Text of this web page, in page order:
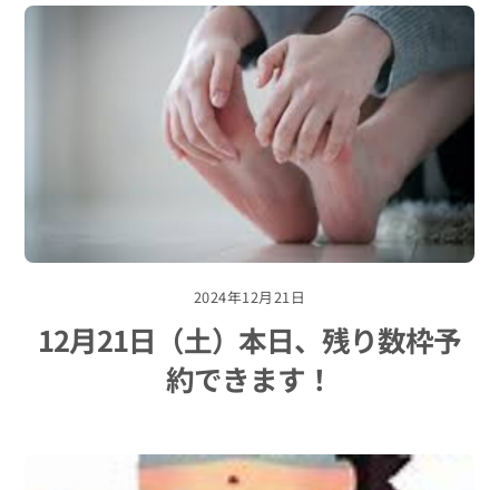
2024年12月21日
12月21日（土）本日、残り数枠予
約できます！